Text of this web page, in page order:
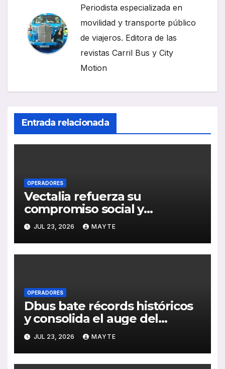
Periodista especializada en
movilidad y transporte público
de viajeros. Editora de las
revistas Carril Bus y City
Motion
Entrada relacionada
OPERADORES
Vectalia refuerza su
compromiso social y
medioambiental con la
publicación de su Memoria de
RSC 2025
JUL 23, 2026 MAYTE
OPERADORES
Dbus bate récords históricos
y consolida el auge del
transporte público en San
Sebastián
JUL 23, 2026 MAYTE